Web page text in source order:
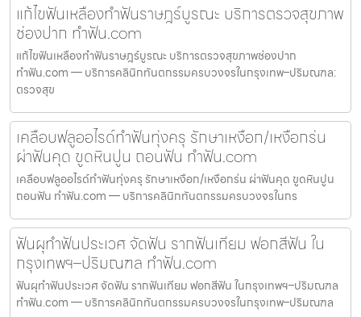
แก้ไขฟันเหลืองทำฟันราษฎร์บูรณะ บริการตรวจสุขภาพ
ช่องปาก ทำฟัน.com
แก้ไขฟันเหลืองทำฟันราษฎร์บูรณะ บริการตรวจสุขภาพช่องปาก
ทำฟัน.com — บริการคลินิกทันตกรรมครบวงจรในกรุงเทพ–ปริมณฑล:
ตรวจสุข
เคลือบฟลูออไรด์ทำฟันทุ่งครุ รักษาเหงือก/เหงือกร่น
ผ่าฟันคุด ขูดหินปูน ถอนฟัน ทำฟัน.com
เคลือบฟลูออไรด์ทำฟันทุ่งครุ รักษาเหงือก/เหงือกร่น ผ่าฟันคุด ขูดหินปูน
ถอนฟัน ทำฟัน.com — บริการคลินิกทันตกรรมครบวงจรในกร
ฟันผุทำฟันประเวศ จัดฟัน รากฟันเทียม ฟอกสีฟัน ใน
กรุงเทพฯ–ปริมณฑล ทำฟัน.com
ฟันผุทำฟันประเวศ จัดฟัน รากฟันเทียม ฟอกสีฟัน ในกรุงเทพฯ–ปริมณฑล
ทำฟัน.com — บริการคลินิกทันตกรรมครบวงจรในกรุงเทพ–ปริมณฑล